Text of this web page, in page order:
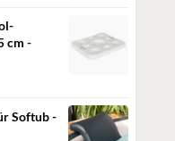
cm -
Softub -